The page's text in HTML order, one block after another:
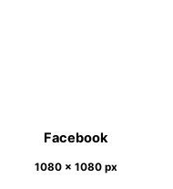
Facebook
1080 x 1080 px